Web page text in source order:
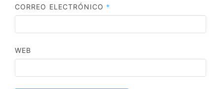
CORREO ELECTRÓNICO *
WEB